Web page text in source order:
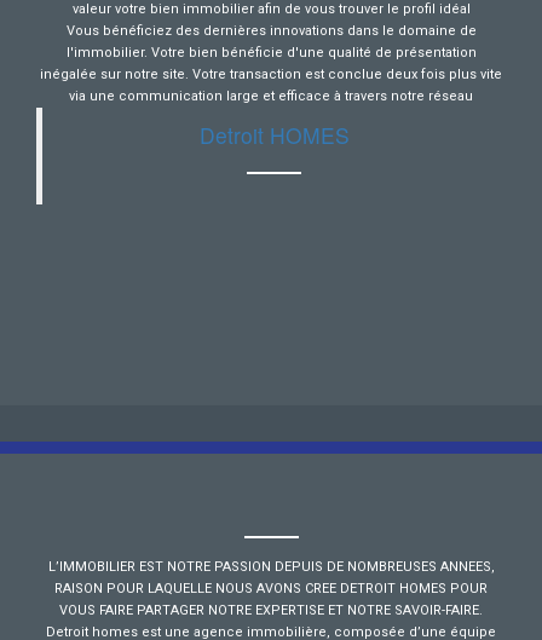
valeur votre bien immobilier afin de vous trouver le profil idéal
Vous bénéficiez des dernières innovations dans le domaine de
l'immobilier. Votre bien bénéficie d'une qualité de présentation
inégalée sur notre site. Votre transaction est conclue deux fois plus vite
via une communication large et efficace à travers notre réseau
Detroit HOMES
L’IMMOBILIER EST NOTRE PASSION DEPUIS DE NOMBREUSES ANNEES,
RAISON POUR LAQUELLE NOUS AVONS CREE DETROIT HOMES POUR
VOUS FAIRE PARTAGER NOTRE EXPERTISE ET NOTRE SAVOIR-FAIRE.
Detroit homes est une agence immobilière, composée d’une équipe